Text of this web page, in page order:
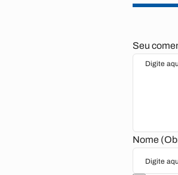
Seu
Nome